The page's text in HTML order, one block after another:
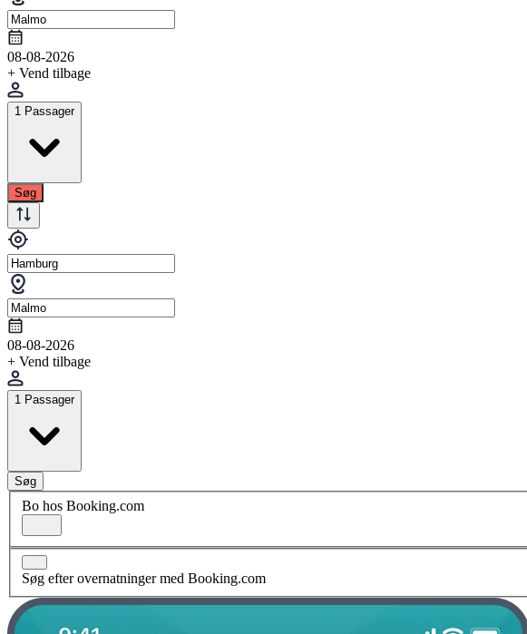
08-08-2026
+ Vend tilbage
1 Passager
Søg
08-08-2026
+ Vend tilbage
1 Passager
Søg
Bo hos Booking.com
Søg efter overnatninger med Booking.com